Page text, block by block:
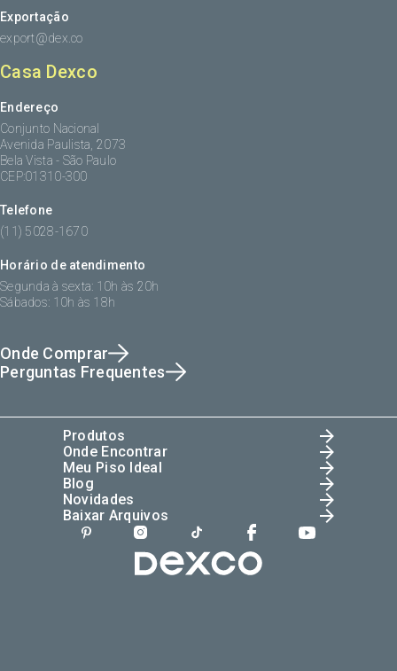
Exportação
export@dex.co
Casa Dexco
Endereço
Conjunto Nacional
Avenida Paulista, 2073
Bela Vista - São Paulo
CEP:01310-300
Telefone
(11) 5028-1670
Horário de atendimento
Segunda à sexta: 10h às 20h
Sábados: 10h às 18h
Onde Comprar
Perguntas Frequentes
Produtos
Onde Encontrar
Meu Piso Ideal
Blog
Novidades
Baixar Arquivos